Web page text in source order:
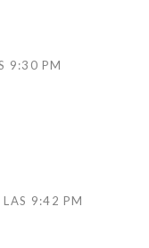
9:30 PM
9:42 PM